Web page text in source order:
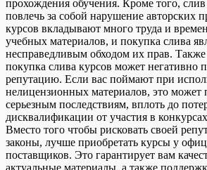
прохождения обучения. Кроме того,
повлечь за собой нарушение авторских
курсов вкладывают много труда и
учебных материалов, и покупка слива
несправедливым обходом их прав.
покупка слива курсов может негативно
репутацию. Если вас поймают при
нелицензионных материалов, это может
серьезным последствиям, вплоть до
дисквалификации от участия в
Вместо того чтобы рисковать своей
законы, лучше приобретать курсы у
поставщиков. Это гарантирует вам
актуальные материалы, а также